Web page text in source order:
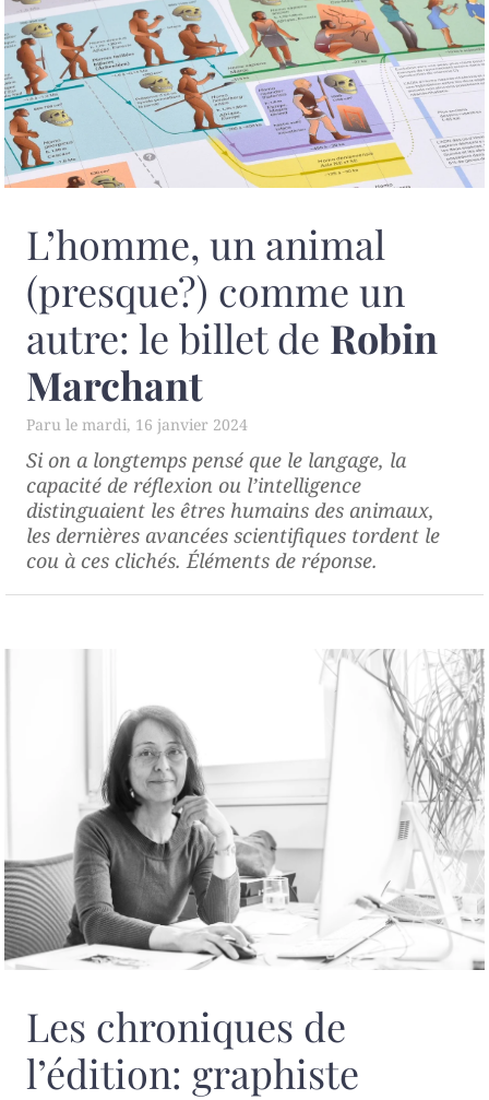
L’homme, un animal
(presque?) comme un
autre: le billet de Robin
Marchant
mardi, 16 janvier 2024
Si on a longtemps pensé que le langage, la
capacité de réflexion ou l’intelligence
distinguaient les êtres humains des animaux,
les dernières avancées scientifiques tordent le
cou à ces clichés. Éléments de réponse.
Les chroniques de
l’édition: graphiste